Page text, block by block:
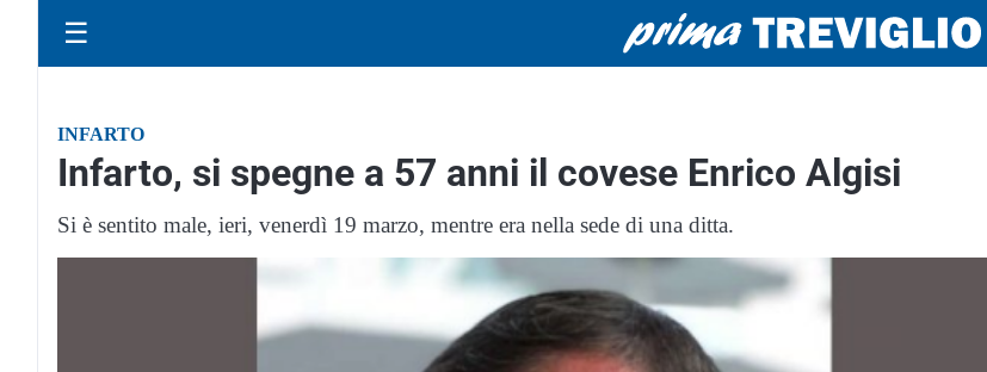
☰
INFARTO
Infarto, si spegne a 57 anni il covese Enrico Algisi
Si è sentito male, ieri, venerdì 19 marzo, mentre era nella sede di una ditta.